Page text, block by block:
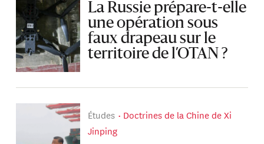
La Russie prépare-t-elle
une opération sous
faux drapeau sur le
territoire de l’OTAN ?
Études
Doctrines de la Chine de Xi
Jinping